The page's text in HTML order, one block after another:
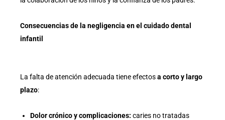
Consecuencias de la negligencia en el cuidado dental
infantil
La falta de atención adecuada tiene efectosa corto y largo
plazo:
Dolor crónico y complicaciones: caries no tratadas